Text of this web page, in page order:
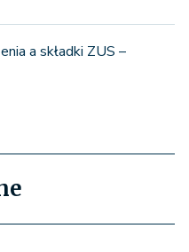
a składki ZUS –